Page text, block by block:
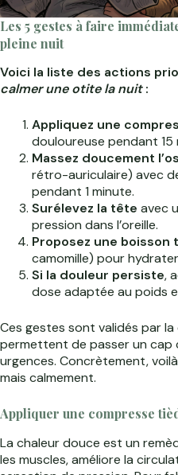
Les 5 gestes à faire
pleine nuit
Voici la liste des actions
calmer une otite la nuit:
Appliquez une
douloureuse pendant 15
Massez doucement
rétro-auriculaire) avec
pendant 1 minute.
Surélevez la tête avec
pression dans l’oreille.
Proposez une boisson
camomille) pour
Si la douleur persiste,
dose adaptée au poids
Ces gestes sont validés par
permettent de passer un cap
urgences. Concrètement,
mais calmement.
Appliquer une compresse
La chaleur douce est un
les muscles, améliore la